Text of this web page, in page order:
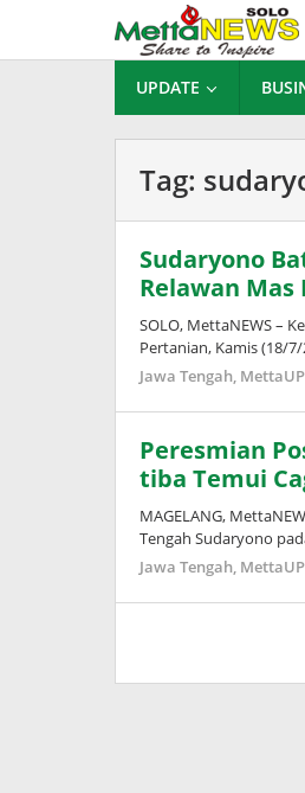
konten
UPDATE
Tag:
Sudaryono
Relawan
SOLO, MettaNEWS –
Pertanian, Kamis (18/
Jawa Tengah,
Peresmian
tiba Temui
MAGELANG,
Tengah Sudaryono
Jawa Tengah,